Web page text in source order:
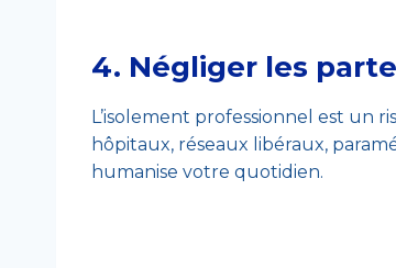
4. Négliger les
L’isolement professionnel est un
hôpitaux, réseaux libéraux,
humanise votre quotidien.